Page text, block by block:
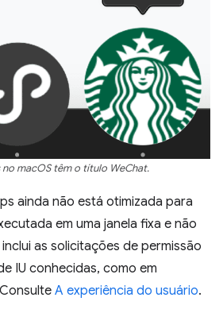
no macOS têm o título WeChat.
ainda não está otimizada para
em uma janela fixa e não
as solicitações de permissão
IU conhecidas, como em
A experiência do usuário.